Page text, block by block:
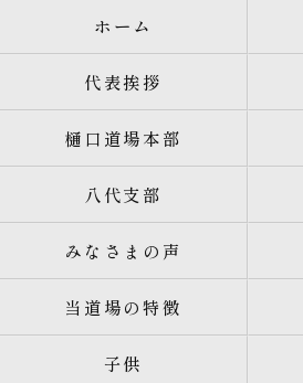
ホーム
代表挨拶
樋口道場本部
八代支部
みなさまの声
当道場の特徴
子供